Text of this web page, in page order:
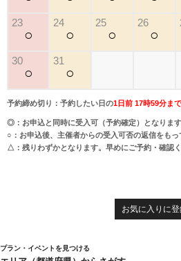
23
○
24
○
25
○
26
○
30
○
31
○
予約締め切り：予約したい日の1日前 17時59分まで
◎：お申込と同時に受入可（予約確定）となります
○：お申込後、主催者からの受入可否の返信をもっ
△：残りわずかとなります。早めにご予約・確認く
お気に入りに
プラン・イベントを見つける